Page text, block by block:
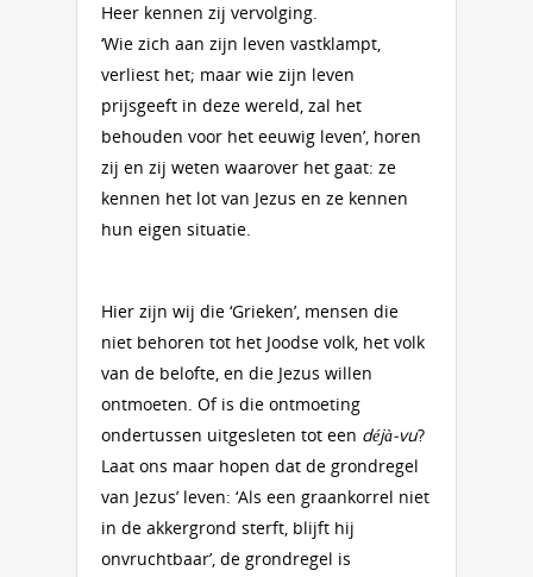
Heer kennen zij vervolging.
‘Wie zich aan zijn leven vastklampt,
verliest het; maar wie zijn leven
prijsgeeft in deze wereld, zal het
behouden voor het eeuwig leven’, horen
zij en zij weten waarover het gaat: ze
kennen het lot van Jezus en ze kennen
hun eigen situatie.
Hier zijn wij die ‘Grieken’, mensen die
niet behoren tot het Joodse volk, het volk
van de belofte, en die Jezus willen
ontmoeten. Of is die ontmoeting
ondertussen uitgesleten tot een déjà-vu?
Laat ons maar hopen dat de grondregel
van Jezus’ leven: ‘Als een graankorrel niet
in de akkergrond sterft, blijft hij
onvruchtbaar’, de grondregel is